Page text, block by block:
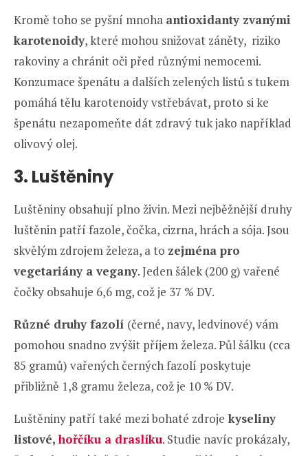
Kromě toho se pyšní mnoha antioxidanty zvanými
karotenoidy, které mohou snižovat záněty, riziko
rakoviny a chránit oči před různými nemocemi.
Konzumace špenátu a dalších zelených listů s tukem
pomáhá tělu karotenoidy vstřebávat, proto si ke
špenátu nezapomeňte dát zdravý tuk jako například
olivový olej.
3. Luštěniny
Luštěniny obsahují plno živin. Mezi nejběžnější druhy
luštěnin patří fazole, čočka, cizrna, hrách a sója. Jsou
skvělým zdrojem železa, a to zejména pro
vegetariány a vegany. Jeden šálek (200 g) vařené
čočky obsahuje 6,6 mg, což je 37 % DV.
Různé druhy fazolí (černé, navy, ledvinové) vám
pomohou snadno zvýšit příjem železa. Půl šálku (cca
85 gramů) vařených černých fazolí poskytuje
přibližně 1,8 gramu železa, což je 10 % DV.
Luštěniny patří také mezi bohaté zdroje kyseliny
listové,hořčíku a draslíku. Studie navíc prokázaly,